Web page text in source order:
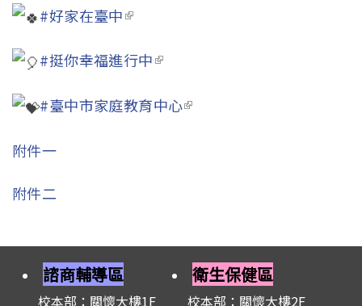
#好家在臺中(link is external)
#挺你幸福進行中(link is external)
#臺中市家庭教育中心(link is external)
附件一
附件二
諮商輔導區
校本部：關懷大樓1F
衛生保健區
校本部：關懷大樓2F